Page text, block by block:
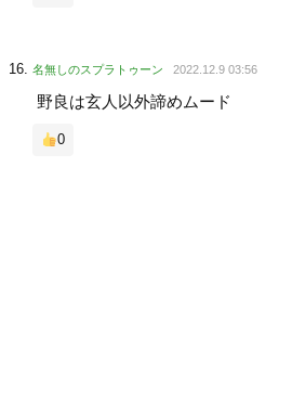
名無しのスプラトゥーン 2022.12.9 03:56
野良は玄人以外諦めムード
0